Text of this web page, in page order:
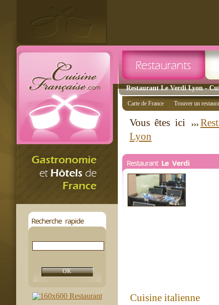
Restaurant Le Verdi Lyon -
Recherche rapide
Carte de France Trouver un
Vous êtes ici
Lyon
Restaurant Le Verdi
Cuisine italienne